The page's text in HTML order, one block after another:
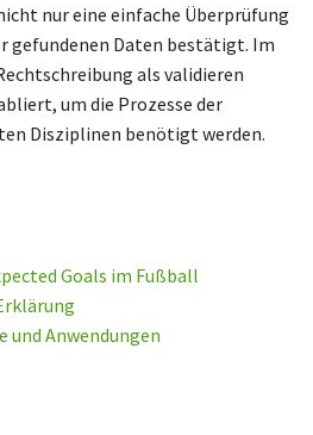
nur eine einfache Überprüfung
gefundenen Daten bestätigt. Im
als validieren
um die Prozesse der
Disziplinen benötigt werden.
Goals im Fußball
und Anwendungen